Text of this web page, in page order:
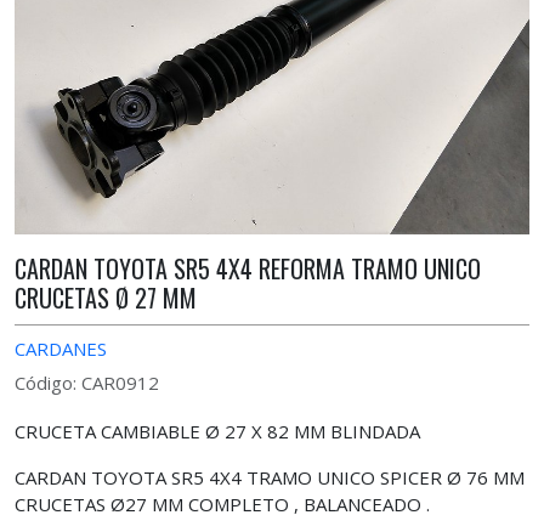
CARDAN TOYOTA SR5 4X4 REFORMA TRAMO UNICO
CRUCETAS Ø 27 MM
CARDANES
Código: CAR0912
CRUCETA CAMBIABLE Ø 27 X 82 MM BLINDADA
CARDAN TOYOTA SR5 4X4 TRAMO UNICO SPICER Ø 76 MM
CRUCETAS Ø27 MM COMPLETO , BALANCEADO .